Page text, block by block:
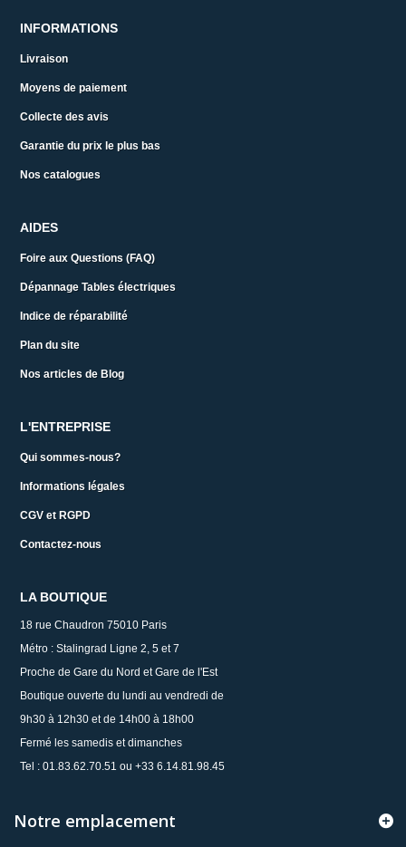
INFORMATIONS
Livraison
Moyens de paiement
Collecte des avis
Garantie du prix le plus bas
Nos catalogues
AIDES
Foire aux Questions (FAQ)
Dépannage Tables électriques
Indice de réparabilité
Plan du site
Nos articles de Blog
L'ENTREPRISE
Qui sommes-nous?
Informations légales
CGV et RGPD
Contactez-nous
LA BOUTIQUE
18 rue Chaudron 75010 Paris
Métro : Stalingrad Ligne 2, 5 et 7
Proche de Gare du Nord et Gare de l'Est
Boutique ouverte du lundi au vendredi de
9h30 à 12h30 et de 14h00 à 18h00
Fermé les samedis et dimanches
Tel : 01.83.62.70.51 ou +33 6.14.81.98.45
Notre emplacement